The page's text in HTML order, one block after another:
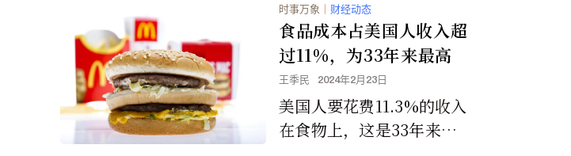
纪录的涨幅。
时事万象 ｜ 财经动态
食品成本占美国人收入超
过11%，为33年来最高
王季民 2024年2月23日
美国人要花费11.3%的收入
在食物上，这是33年来的